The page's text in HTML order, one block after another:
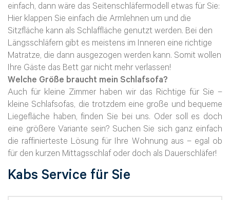
* Die mit einem * gekennzeichneten
Angaben sind Pflichtfelder.
einfach, dann wäre das Seitenschläfermodell etwas für Sie:
Hier klappen Sie einfach die Armlehnen um und die
Sitzfläche kann als Schlaffläche genutzt werden. Bei den
Längsschläfern gibt es meistens im Inneren eine richtige
Matratze, die dann ausgezogen werden kann. Somit wollen
Ihre Gäste das Bett gar nicht mehr verlassen!
Welche Größe braucht mein Schlafsofa?
Auch für kleine Zimmer haben wir das Richtige für Sie –
kleine Schlafsofas, die trotzdem eine große und bequeme
Liegefläche haben, finden Sie bei uns. Oder soll es doch
eine größere Variante sein? Suchen Sie sich ganz einfach
die raffinierteste Lösung für Ihre Wohnung aus – egal ob
für den kurzen Mittagsschlaf oder doch als Dauerschläfer!
Kabs Service für Sie